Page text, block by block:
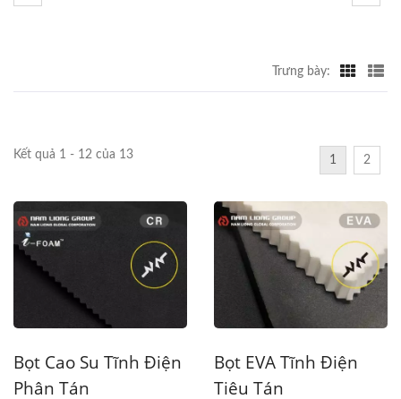
Trưng bày:
Kết quả 1 - 12 của 13 1 2
Bọt Cao Su Tĩnh Điện
Phân Tán
Bọt EVA Tĩnh Điện
Tiêu Tán